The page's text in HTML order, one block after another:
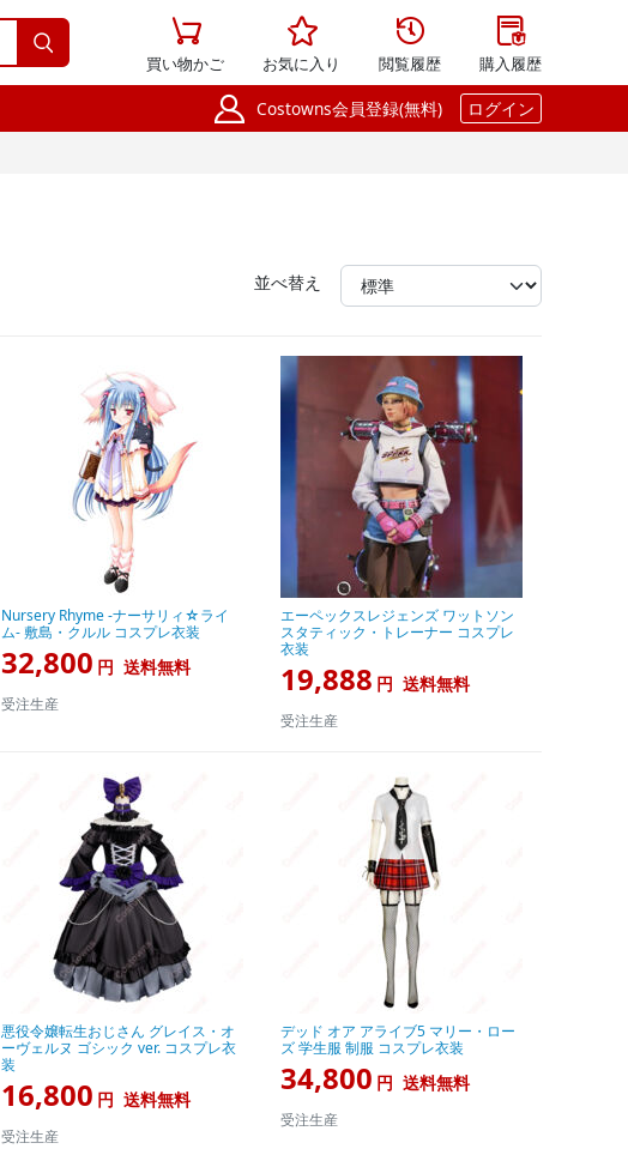
 
買い物かご

お気に入り

閲覧履歴

購入履歴
 Costowns会員登録(無料) ログイン
並べ替え
Nursery Rhyme -ナーサリィ☆ライ
ム- 敷島・クルル コスプレ衣装
32,800 円 送料無料
受注生産
エーペックスレジェンズ ワットソン
スタティック・トレーナー コスプレ
衣装
19,888 円 送料無料
受注生産
悪役令嬢転生おじさん グレイス・オ
ーヴェルヌ ゴシック ver. コスプレ衣
装
16,800 円 送料無料
受注生産
デッド オア アライブ5 マリー・ロー
ズ 学生服 制服 コスプレ衣装
34,800 円 送料無料
受注生産